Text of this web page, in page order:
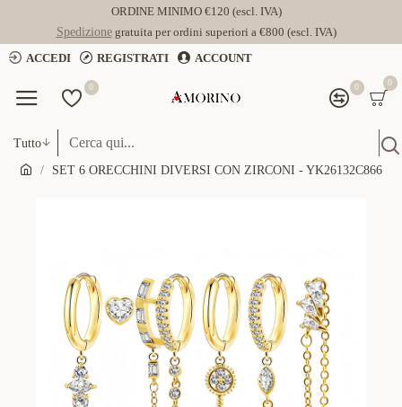
ORDINE MINIMO €120 (escl. IVA)
Spedizionegratuita per ordini superiori a €800 (escl. IVA)
ACCEDI
REGISTRATI ACCOUNT
0 0 0
Tutto
SET 6 ORECCHINI DIVERSI CON ZIRCONI - YK26132C866